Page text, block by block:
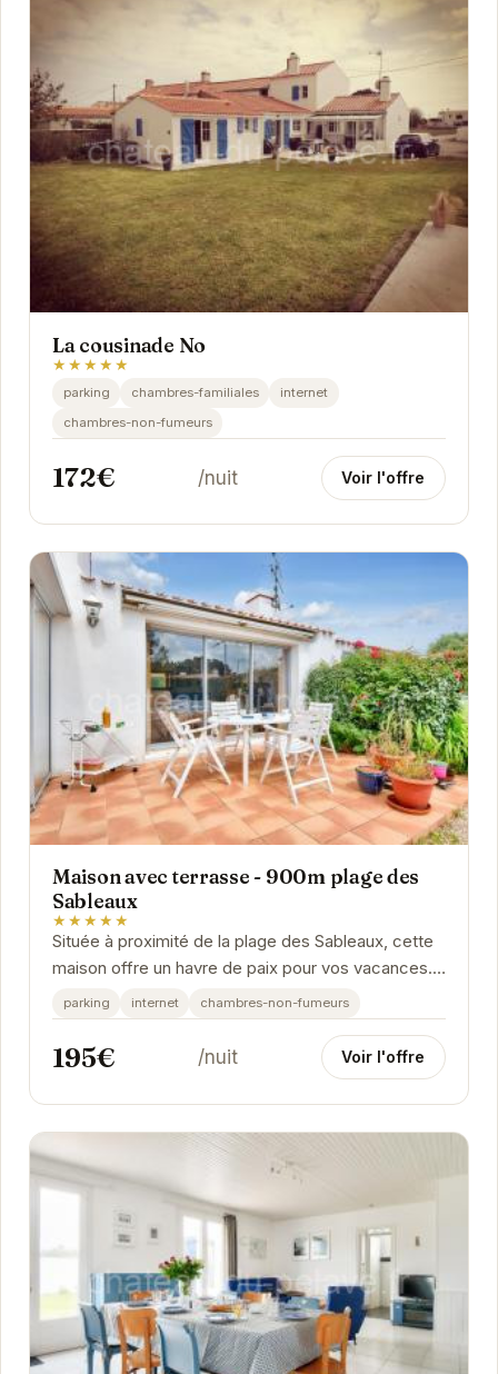
La cousinade No
★★★★★
parking chambres-familiales
internet
chambres-non-fumeurs
172€ /nuit Voir l'offre
Maison avec terrasse - 900m plage des
Sableaux
★★★★★
Située à proximité de la plage des Sableaux, cette
maison offre un havre de paix pour vos vacances.
Avec sa terrasse ensoleillée, profitez de...
parking internet chambres-non-fumeurs
195€ /nuit Voir l'offre